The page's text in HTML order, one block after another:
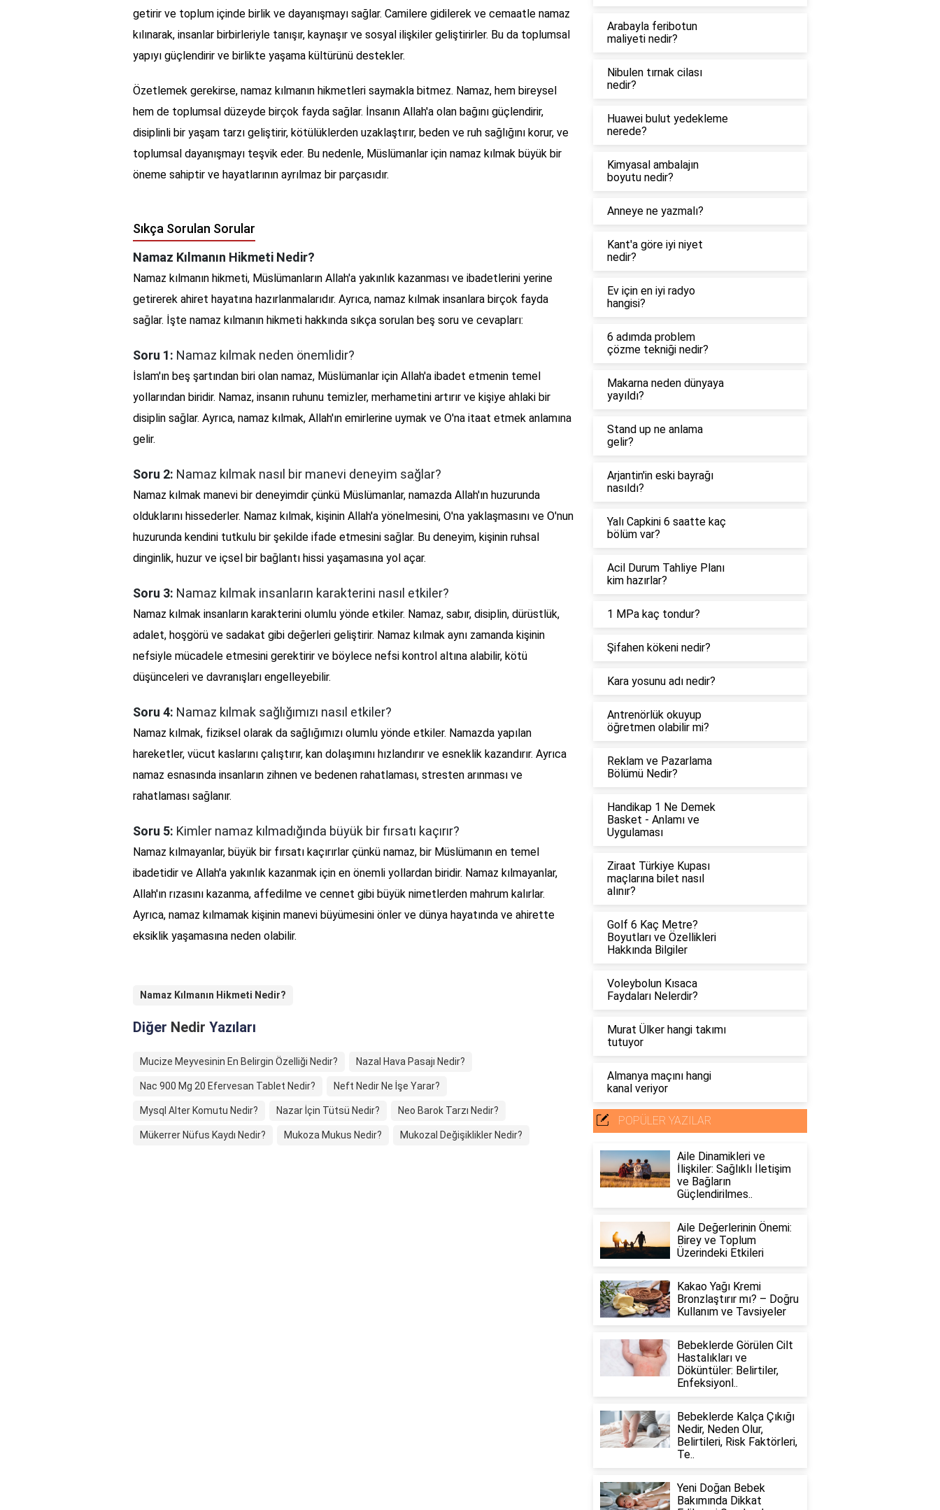
getirir ve toplum içinde birlik ve dayanışmayı sağlar. Camilere gidilerek ve cemaatle namaz
kılınarak, insanlar birbirleriyle tanışır, kaynaşır ve sosyal ilişkiler geliştirirler. Bu da toplumsal
yapıyı güçlendirir ve birlikte yaşama kültürünü destekler.
Özetlemek gerekirse, namaz kılmanın hikmetleri saymakla bitmez. Namaz, hem bireysel
hem de toplumsal düzeyde birçok fayda sağlar. İnsanın Allah'a olan bağını güçlendirir,
disiplinli bir yaşam tarzı geliştirir, kötülüklerden uzaklaştırır, beden ve ruh sağlığını korur, ve
toplumsal dayanışmayı teşvik eder. Bu nedenle, Müslümanlar için namaz kılmak büyük bir
öneme sahiptir ve hayatlarının ayrılmaz bir parçasıdır.
Sıkça Sorulan Sorular
Namaz Kılmanın Hikmeti Nedir?
Namaz kılmanın hikmeti, Müslümanların Allah'a yakınlık kazanması ve ibadetlerini yerine
getirerek ahiret hayatına hazırlanmalarıdır. Ayrıca, namaz kılmak insanlara birçok fayda
sağlar. İşte namaz kılmanın hikmeti hakkında sıkça sorulan beş soru ve cevapları:
Soru 1: Namaz kılmak neden önemlidir?
İslam'ın beş şartından biri olan namaz, Müslümanlar için Allah'a ibadet etmenin temel
yollarından biridir. Namaz, insanın ruhunu temizler, merhametini artırır ve kişiye ahlaki bir
disiplin sağlar. Ayrıca, namaz kılmak, Allah'ın emirlerine uymak ve O'na itaat etmek anlamına
gelir.
Soru 2: Namaz kılmak nasıl bir manevi deneyim sağlar?
Namaz kılmak manevi bir deneyimdir çünkü Müslümanlar, namazda Allah'ın huzurunda
olduklarını hissederler. Namaz kılmak, kişinin Allah'a yönelmesini, O'na yaklaşmasını ve O'nun
huzurunda kendini tutkulu bir şekilde ifade etmesini sağlar. Bu deneyim, kişinin ruhsal
dinginlik, huzur ve içsel bir bağlantı hissi yaşamasına yol açar.
Soru 3: Namaz kılmak insanların karakterini nasıl etkiler?
Namaz kılmak insanların karakterini olumlu yönde etkiler. Namaz, sabır, disiplin, dürüstlük,
adalet, hoşgörü ve sadakat gibi değerleri geliştirir. Namaz kılmak aynı zamanda kişinin
nefsiyle mücadele etmesini gerektirir ve böylece nefsi kontrol altına alabilir, kötü
düşünceleri ve davranışları engelleyebilir.
Soru 4: Namaz kılmak sağlığımızı nasıl etkiler?
Namaz kılmak, fiziksel olarak da sağlığımızı olumlu yönde etkiler. Namazda yapılan
hareketler, vücut kaslarını çalıştırır, kan dolaşımını hızlandırır ve esneklik kazandırır. Ayrıca
namaz esnasında insanların zihnen ve bedenen rahatlaması, stresten arınması ve
rahatlaması sağlanır.
Soru 5: Kimler namaz kılmadığında büyük bir fırsatı kaçırır?
Namaz kılmayanlar, büyük bir fırsatı kaçırırlar çünkü namaz, bir Müslümanın en temel
ibadetidir ve Allah'a yakınlık kazanmak için en önemli yollardan biridir. Namaz kılmayanlar,
Allah'ın rızasını kazanma, affedilme ve cennet gibi büyük nimetlerden mahrum kalırlar.
Ayrıca, namaz kılmamak kişinin manevi büyümesini önler ve dünya hayatında ve ahirette
eksiklik yaşamasına neden olabilir.
Namaz Kılmanın Hikmeti Nedir?
Diğer Nedir Yazıları
Mucize Meyvesinin En Belirgin Özelliği Nedir? Nazal Hava Pasajı Nedir?
Nac 900 Mg 20 Efervesan Tablet Nedir? Neft Nedir Ne İşe Yarar?
Mysql Alter Komutu Nedir? Nazar İçin Tütsü Nedir? Neo Barok Tarzı Nedir?
Mükerrer Nüfus Kaydı Nedir? Mukoza Mukus Nedir? Mukozal Değişiklikler Nedir?
Arabayla feribotun
maliyeti nedir?
Nibulen tırnak cilası
nedir?
Huawei bulut yedekleme
nerede?
Kimyasal ambalajın
boyutu nedir?
Anneye ne yazmalı?
Kant'a göre iyi niyet
nedir?
Ev için en iyi radyo
hangisi?
6 adımda problem
çözme tekniği nedir?
Makarna neden dünyaya
yayıldı?
Stand up ne anlama
gelir?
Arjantin'in eski bayrağı
nasıldı?
Yalı Capkini 6 saatte kaç
bölüm var?
Acil Durum Tahliye Planı
kim hazırlar?
1 MPa kaç tondur?
Şifahen kökeni nedir?
Kara yosunu adı nedir?
Antrenörlük okuyup
öğretmen olabilir mi?
Reklam ve Pazarlama
Bölümü Nedir?
Handikap 1 Ne Demek
Basket - Anlamı ve
Uygulaması
Ziraat Türkiye Kupası
maçlarına bilet nasıl
alınır?
Golf 6 Kaç Metre?
Boyutları ve Özellikleri
Hakkında Bilgiler
Voleybolun Kısaca
Faydaları Nelerdir?
Murat Ülker hangi takımı
tutuyor
Almanya maçını hangi
kanal veriyor
POPÜLER YAZILAR
Aile Dinamikleri ve
İlişkiler: Sağlıklı İletişim
ve Bağların
Güçlendirilmes..
Aile Değerlerinin Önemi:
Birey ve Toplum
Üzerindeki Etkileri
Kakao Yağı Kremi
Bronzlaştırır mı? – Doğru
Kullanım ve Tavsiyeler
Bebeklerde Görülen Cilt
Hastalıkları ve
Döküntüler: Belirtiler,
Enfeksiyonl..
Bebeklerde Kalça Çıkığı
Nedir, Neden Olur,
Belirtileri, Risk Faktörleri,
Te..
Yeni Doğan Bebek
Bakımında Dikkat